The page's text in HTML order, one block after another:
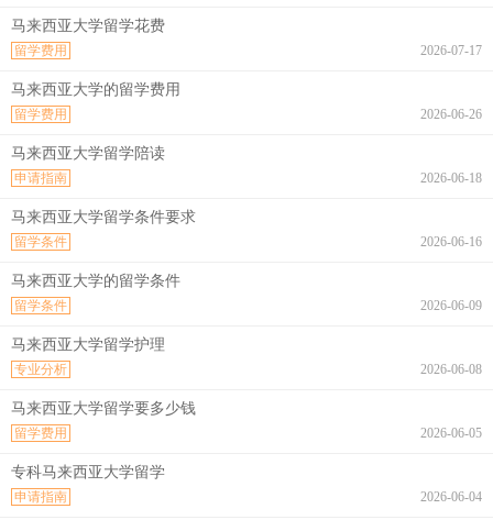
马来西亚大学留学花费
2026-07-17
留学费用
马来西亚大学的留学费用
2026-06-26
留学费用
马来西亚大学留学陪读
2026-06-18
申请指南
马来西亚大学留学条件要求
2026-06-16
留学条件
马来西亚大学的留学条件
2026-06-09
留学条件
马来西亚大学留学护理
2026-06-08
专业分析
马来西亚大学留学要多少钱
2026-06-05
留学费用
专科马来西亚大学留学
2026-06-04
申请指南